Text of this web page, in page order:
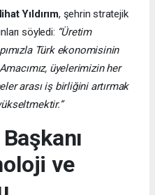
Yıldırım, şehrin stratejik
söyledi: “Üretim
Türk ekonomisinin
üyelerimizin her
arası iş birliğini artırmak
ve